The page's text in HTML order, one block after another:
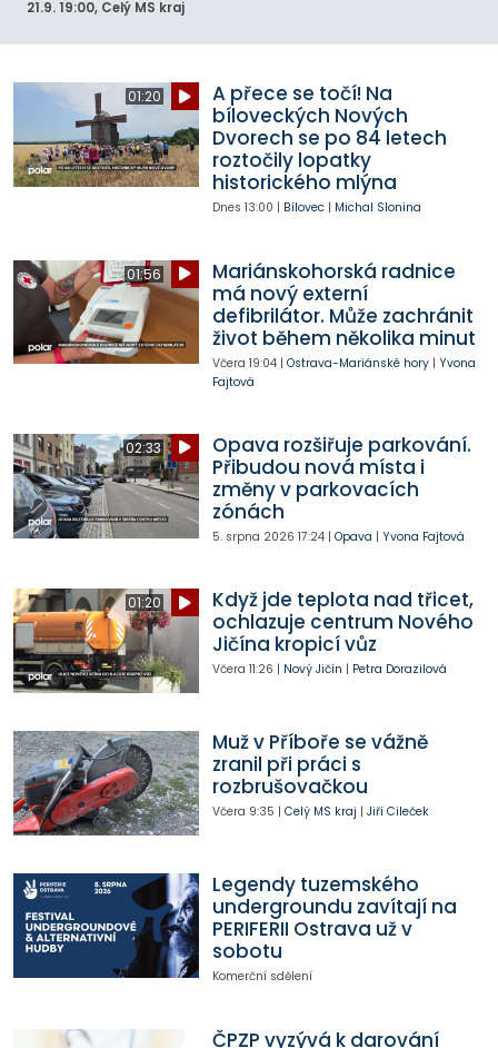
21.9. 19:00, Celý MS kraj
01:20
A přece se točí! Na
bíloveckých Nových
Dvorech se po 84 letech
roztočily lopatky
historického mlýna
Dnes 13:00 | Bílovec| Michal Slonina
01:56
Mariánskohorská radnice
má nový externí
defibrilátor. Může zachránit
život během několika minut
Včera 19:04| Ostrava-Mariánské hory| Yvona
Fajtová
02:33
Opava rozšiřuje parkování.
Přibudou nová místa i
změny v parkovacích
zónách
5. srpna 2026 17:24| Opava | Yvona Fajtová
01:20
Když jde teplota nad třicet,
ochlazuje centrum Nového
Jičína kropicí vůz
Včera 11:26 | Nový Jičín | Petra Dorazilová
Muž v Příboře se vážně
zranil při práci s
rozbrušovačkou
Včera 9:35 | Celý MS kraj | Jiří Cileček
Legendy tuzemského
undergroundu zavítají na
PERIFERII Ostrava už v
sobotu
Komerční sdělení
ČPZP vyzývá k darování